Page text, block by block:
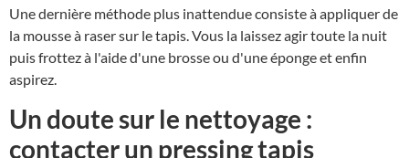
Une dernière méthode plus inattendue consiste à appliquer de
la mousse à raser sur le tapis. Vous la laissez agir toute la nuit
puis frottez à l'aide d'une brosse ou d'une éponge et enfin
aspirez.
Un doute sur le nettoyage :
contacter un pressing tapis